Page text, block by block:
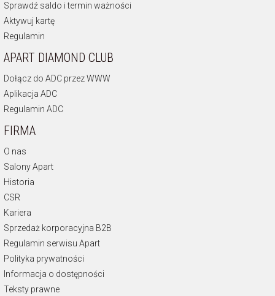
Sprawdź saldo i termin ważności
Aktywuj kartę
Regulamin
APART DIAMOND CLUB
Dołącz do ADC przez WWW
Aplikacja ADC
Regulamin ADC
FIRMA
O nas
Salony Apart
Historia
CSR
Kariera
Sprzedaż korporacyjna B2B
Regulamin serwisu Apart
Polityka prywatności
Informacja o dostępności
Teksty prawne